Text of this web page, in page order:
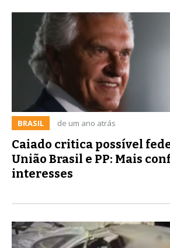
BRASIL de um ano atrás
Caiado critica possível
União Brasil e PP: Mais
interesses